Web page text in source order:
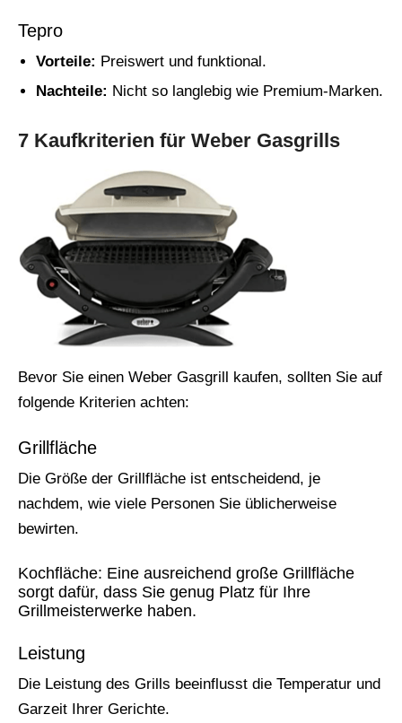
Tepro
Vorteile: Preiswert und funktional.
Nachteile: Nicht so langlebig wie Premium-Marken.
7 Kaufkriterien für Weber Gasgrills
Bevor Sie einen Weber Gasgrill kaufen, sollten Sie auf
folgende Kriterien achten:
Grillfläche
Die Größe der Grillfläche ist entscheidend, je
nachdem, wie viele Personen Sie üblicherweise
bewirten.
Kochfläche: Eine ausreichend große Grillfläche
sorgt dafür, dass Sie genug Platz für Ihre
Grillmeisterwerke haben.
Leistung
Die Leistung des Grills beeinflusst die Temperatur und
Garzeit Ihrer Gerichte.